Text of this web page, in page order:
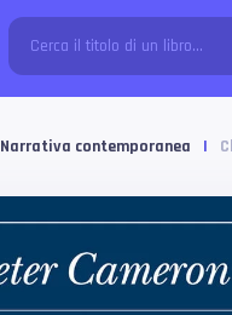
Narrativa contemporanea |